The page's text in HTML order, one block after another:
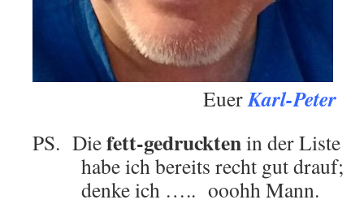
EuerKarl-Peter
PS. Diefett-gedrucktenin der Liste
habe ich bereits recht gut drauf;
denke ich ….. ooohh Mann.